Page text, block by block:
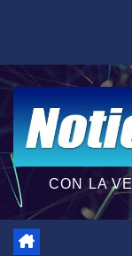
CON LA